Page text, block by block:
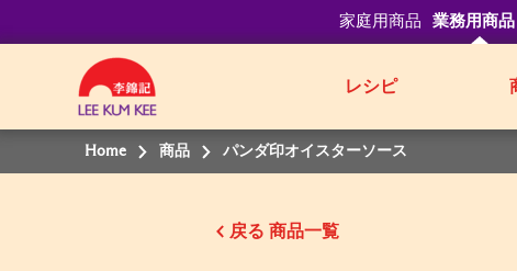
家庭用商品 業務用商品
レシピ
Home 商品 パンダ印オイスターソース
戻る